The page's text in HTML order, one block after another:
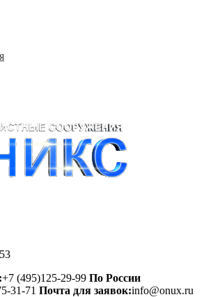
+7 (495)125-29-99 По России
31-71 Почта для заявок:info@onux.ru